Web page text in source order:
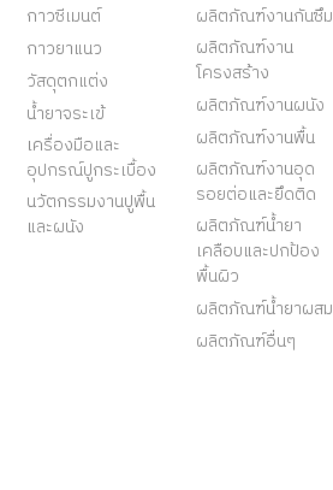
กาวซีเมนต์
กาวยาแนว
วัสดุตกแต่ง
น้ำยาจระเข้
เครื่องมือและ
อุปกรณ์ปูกระเบื้อง
นวัตกรรมงานปูพื้น
และผนัง
ผลิตภัณฑ์งานกันซึม
ผลิตภัณฑ์งาน
โครงสร้าง
ผลิตภัณฑ์งานผนัง
ผลิตภัณฑ์งานพื้น
ผลิตภัณฑ์งานอุด
รอยต่อและยึดติด
ผลิตภัณฑ์น้ำยา
เคลือบและปกป้อง
พื้นผิว
ผลิตภัณฑ์น้ำยาผสม
ผลิตภัณฑ์อื่นๆ